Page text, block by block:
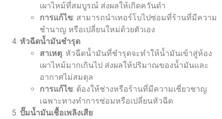
เผาไหม้ที่สมบูรณ์ ส่งผลให้เกิดควันดำ
การแก้ไข: สามารถนำเทอร์โบไปซ่อมที่ร้านที่มีความ
ชำนาญ หรือเปลี่ยนใหม่ด้วยตัวเอง
หัวฉีดน้ำมันชำรุด
สาเหตุ: หัวฉีดน้ำมันที่ชำรุดจะทำให้น้ำมันเข้าสู่ห้อง
เผาไหม้มากเกินไป ส่งผลให้ปริมาณของน้ำมันและ
อากาศไม่สมดุล
การแก้ไข: ต้องให้ช่างหรือร้านที่มีความเชี่ยวชาญ
เฉพาะทางทำการซ่อมหรือเปลี่ยนหัวฉีด
ปั๊มน้ำมันเชื้อเพลิงเสีย